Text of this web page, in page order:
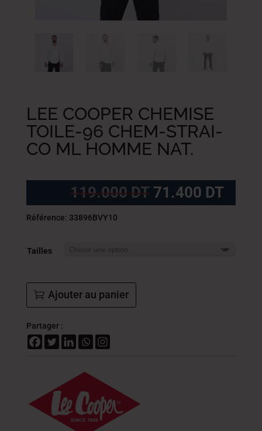
LEE COOPER CHEMISE
TOILE-96 CHEM-STRAI-
CO ML HOMME NAT.
119.000DT Le
prix
71.400 DTLe
prix
Référence: 33896BVY10
Tailles
Ajouter au panier
Partager :